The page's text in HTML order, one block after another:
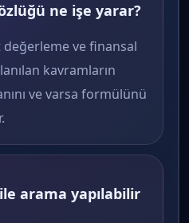
ne işe yarar?
değerleme ve finansal
kavramların
ve varsa formülünü
arama yapılabilir